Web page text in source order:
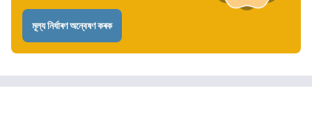
মূল্য নিৰ্ধাৰণ অন্বেষণ কৰক